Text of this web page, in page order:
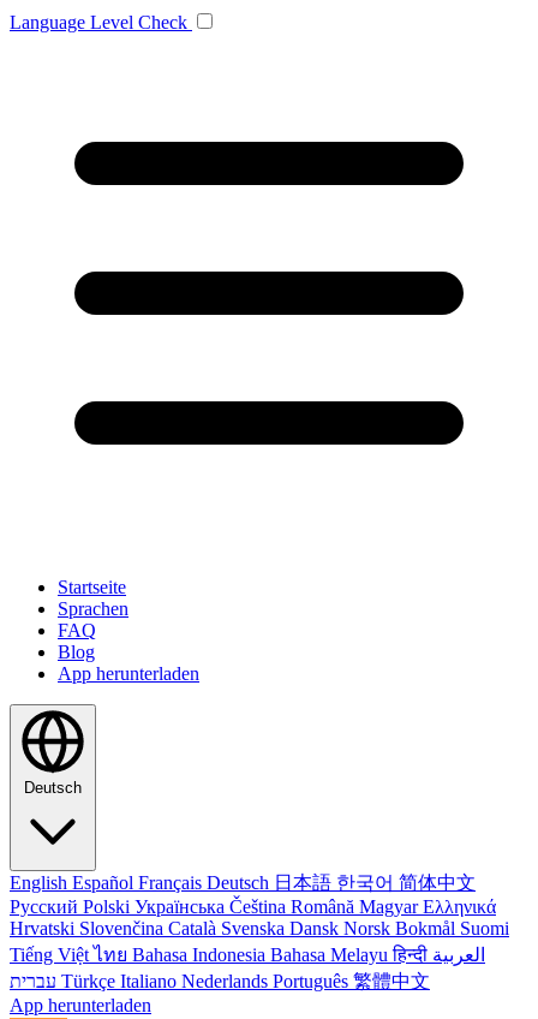
Language Level Check
Startseite
Sprachen
FAQ
Blog
App herunterladen
Deutsch
English Español Français Deutsch 日本語 한국어 简体中文
Русский Polski Українська Čeština Română MagyarΕλληνικά
Hrvatski Slovenčina Català Svenska Dansk Norsk Bokmål Suomi
Tiếng Việtไทย Bahasa Indonesia Bahasa Melayuहिन्दी العربية
Türkçe Italiano Nederlands Português 繁體中文
App herunterladen